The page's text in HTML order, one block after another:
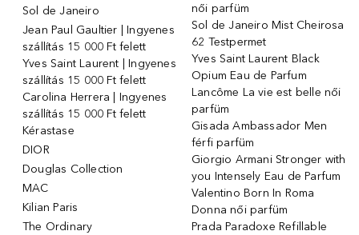
Sol de Janeiro
Jean Paul Gaultier | Ingyenes
szállítás 15 000 Ft felett
Yves Saint Laurent | Ingyenes
szállítás 15 000 Ft felett
Carolina Herrera | Ingyenes
szállítás 15 000 Ft felett
Kérastase
DIOR
Douglas Collection
MAC
Kilian Paris
The Ordinary
női parfüm
Sol de Janeiro Mist Cheirosa
62 Testpermet
Yves Saint Laurent Black
Opium Eau de Parfum
Lancôme La vie est belle női
parfüm
Gisada Ambassador Men
férfi parfüm
Giorgio Armani Stronger with
you Intensely Eau de Parfum
Valentino Born In Roma
Donna női parfüm
Prada Paradoxe Refillable